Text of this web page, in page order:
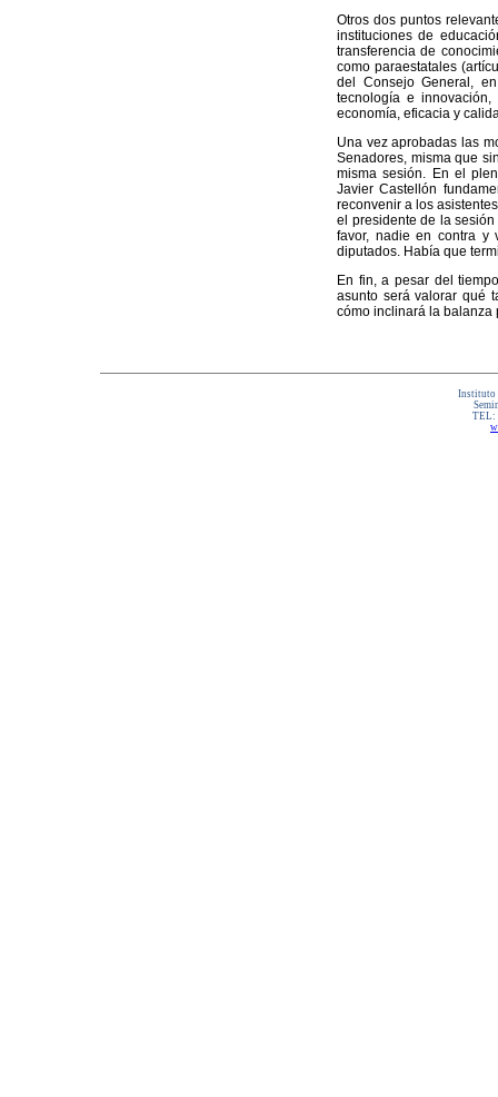
Otros dos puntos
instituciones de
transferencia de
como paraestatales
del Consejo General,
tecnología e
economía, eficacia y
Una vez aprobadas las
Senadores, misma que
misma sesión. En el
Javier Castellón
reconvenir a los
el presidente de la
favor, nadie en contra y
diputados. Había que
En fin, a pesar del
asunto será valorar qué
cómo inclinará la balanza
Instituto
TEL: